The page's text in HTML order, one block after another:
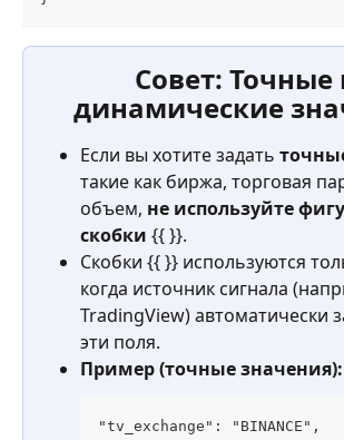
Совет: Точные
динамические
Если вы хотите задать
такие как биржа, торговая
объем, не используйте
скобки {{ }}.
Скобки {{ }} используются
когда источник сигнала
TradingView) автоматически
эти поля.
Пример (точные значения):
"tv_exchange": "BINANCE",